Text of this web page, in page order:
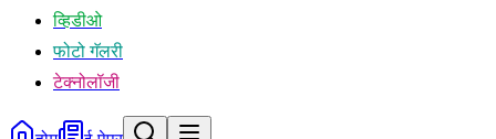
व्हिडीओ
फोटो गॅलरी
टेक्नोलॉजी